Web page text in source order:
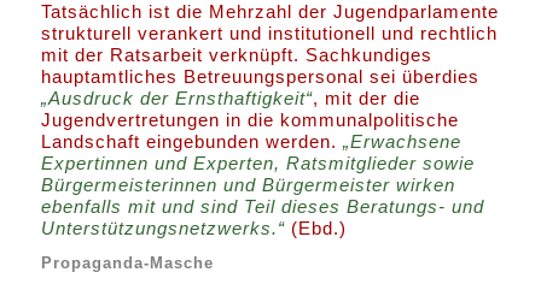
Tatsächlich ist die Mehrzahl der Jugendparlamente
strukturell verankert und institutionell und rechtlich
mit der Ratsarbeit verknüpft. Sachkundiges
hauptamtliches Betreuungspersonal sei überdies
„Ausdruck der Ernsthaftigkeit“, mit der die
Jugendvertretungen in die kommunalpolitische
Landschaft eingebunden werden.„Erwachsene
Expertinnen und Experten, Ratsmitglieder sowie
Bürgermeisterinnen und Bürgermeister wirken
ebenfalls mit und sind Teil dieses Beratungs- und
Unterstützungsnetzwerks.“ (Ebd.)
Propaganda-Masche